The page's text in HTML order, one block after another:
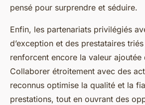
pensé pour surprendre et séduire.
Enfin, les partenariats privilégiés
d’exception et des prestataires
renforcent encore la valeur ajoutée
Collaborer étroitement avec des
reconnus optimise la qualité et la
prestations, tout en ouvrant des